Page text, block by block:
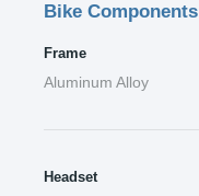
Bike Components
Frame
Aluminum Alloy
Headset